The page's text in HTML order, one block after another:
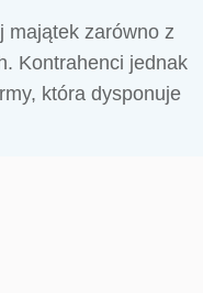
majątek zarówno z
Kontrahenci jednak
która dysponuje